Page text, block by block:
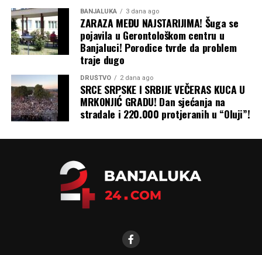
BANJALUKA 3 dana ago
ZARAZA MEĐU NAJSTARIJIMA! Šuga se
pojavila u Gerontološkom centru u
Banjaluci! Porodice tvrde da problem
traje dugo
DRUŠTVO 2 dana ago
SRCE SRPSKE I SRBIJE VEČERAS KUCA U
MRKONJIĆ GRADU! Dan sjećanja na
stradale i 220.000 protjeranih u “Oluji”!